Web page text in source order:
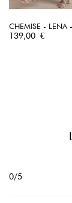
CHEMISE - LENA
Prix
139,00 €
0/5